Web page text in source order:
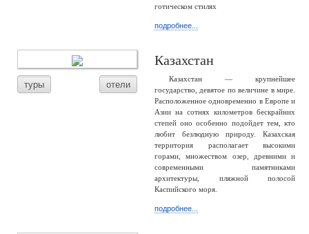
готическом стилях
подробнее...
туры отели
Казахстан
Казахстан — крупнейшее
государство, девятое по величине в мире.
Расположенное одновременно в Европе и
Азии на сотнях километров бескрайних
степей оно особенно подойдет тем, кто
любит безлюдную природу. Казахская
территория располагает высокими
горами, множеством озер, древними и
современными памятниками
архитектуры, пляжной полосой
Каспийского моря.
подробнее...